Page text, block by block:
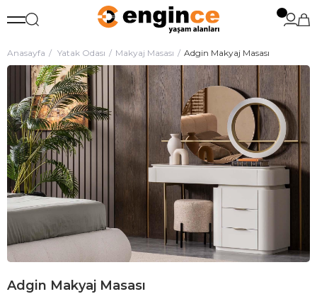
Anasayfa Yatak Odası Makyaj Masası Adgin Makyaj Masası
Adgin Makyaj Masası